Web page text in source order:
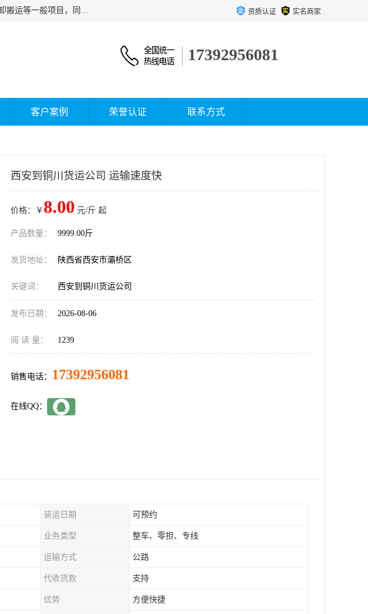
西安福鸿祥物流有限公司成立于2021年，位于陕西省西安市灞桥区，公司主要从事国内货物运输代理、装卸搬运等一般项目，同时具备道路货物运输（不含危险货物）的许可资质。凭借专业的物流服务和*的运输能力，公司致力于为客户提供安全、可靠的物流解决方案，满足多样化的运输需求，助力企业*运营。 资质认证 实名商家
17392956081
客户案例 荣誉认证 联系方式
西安到铜川货运公司 运输速度快
价格：￥ 8.00 元/斤 起
产品数量： 9999.00斤
发货地址： 陕西省西安市灞桥区
关键词： 西安到铜川货运公司
发布日期： 2026-08-06
阅 读 量： 1239
销售电话： 17392956081
在线QQ：
装运日期 可预约
业务类型 整车、零担、专线
运输方式 公路
代收货款 支持
优势 方便快捷